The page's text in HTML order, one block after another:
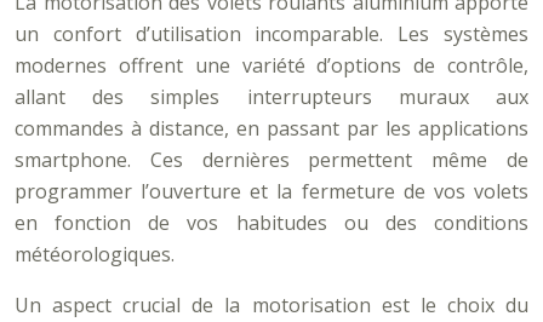
un confort d’utilisation incomparable. Les systèmes
modernes offrent une variété d’options de contrôle,
allant des simples interrupteurs muraux aux
commandes à distance, en passant par les applications
smartphone. Ces dernières permettent même de
programmer l’ouverture et la fermeture de vos volets
en fonction de vos habitudes ou des conditions
météorologiques.
Un aspect crucial de la motorisation est le choix du